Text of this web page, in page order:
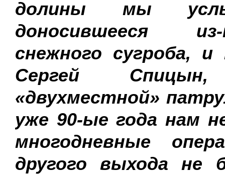
долины мы
доносившееся
снежного сугроба,
Сергей
«двухместной»
уже 90-ые года нам
многодневные
другого выхода не